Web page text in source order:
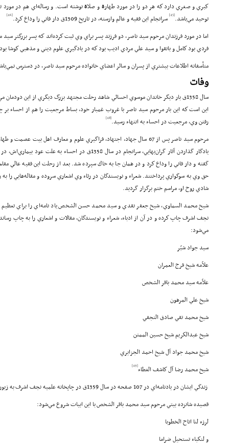
كبري و صغري دارد كه هر دو را در مورد طهارة و صلاةنوشته است. و رساله‌اي هم در مورد
توحيد مي‌باشد.[45] سرانجام اين فقيه و عالم وارسته، در تاريخ 1309ق دار فاني را وداع كرد. [46]
اما در مورد فرزندان مرحوم سيد ناصر، دو فرزند پسر براي وي ثبت كرده‌اند كه پسر
فردي بود كامل و باتقوا و سيد علي مردي اديب بود كه در يادگيري علوم ديني و مذهبي كوشا
متأسفانه اطلاعات بيشتري از پسران و سائر اعضاي خانواده مرحوم سيد ناصر، در دسترس
وفات
سال 1358ق بار ديگر خاندان موسوي احسائي شاهد رحلت مجتهد بزرگ ديگري از اين
اين است كه اين بار مرحوم سيد ناصر با غروب غمبار خود، بساط مرجعيت را هم از احساء بر
رفتن وي، مرجعيت در احساء به انتهاء رسيد.[48]
مرحوم سيد ناصر پس از 67 سال جهاد، اجتهاد، فراگيري علوم و معارف اهل بيت
يادگار گذاردن آثار گران‌بهايي، سرانجام در سال 1358ق در
گفته و دار فاني را وداع كرد و در همان جا به خاك سپرده شد. بعد از رحلت اين فقيه عالي
حق وي به سوگواري پرداختند. شعراء و نويسندگان در رثاء وي اشعاري سروده و مقاله‌هايي را
شادي روح او، مراسم ختم برگزار گرديد.
شيخ محمد السماوي، شيخ جعفر نقدي و سيد محمد حسن الشخص ياد نامه‌اي را براي
نجف اشرف چاپ كرده و در آن از ادباء، شعراء و نويسندگان، مقالات و اشعاري را به چاپ
مي‌شود:
سيد جواد شبّر
علاّمه شيخ فرج العمران
علاّمه سيد محمد باقر الشخص
شيخ علي المرهون
شيخ محمد تقي صادق النجفي
شيخ عبدالكريم شيخ حسين الممتن
شيخ محمد جواد آل شيخ احمد الجزايري
شيخ محمد رضا آل كاشف الغطاء[49]
زندگي ايشان در يادنامه‌اي در 107 صفحه در سال 1359ق در چاپخانه علميه نجف اشرف به زيور طبع آراسته شده است.
قصيده شانزده بيتي مرحوم سيد محمد باقر الشخص با اين ابيات شروع مي‌شود:
لرزء لنا اتاح الخطوبا
و لنكباء تستحيل ضراما